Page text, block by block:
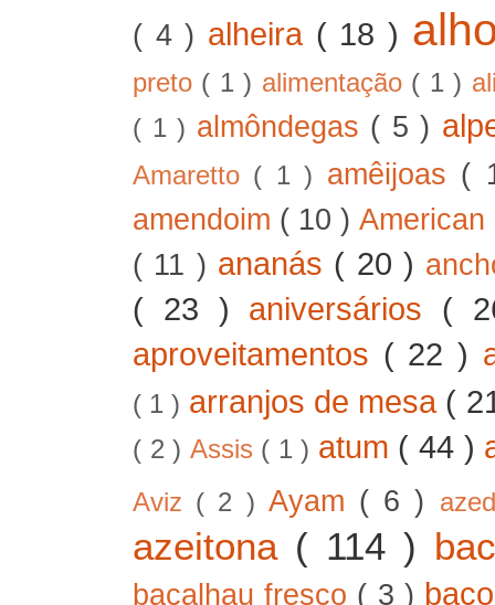
( 4 ) alheira ( 18 )
preto ( 1 ) alimentação ( 1 )
( 1 ) almôndegas ( 5 )
Amaretto ( 1 ) amêijoas (
amendoim ( 10 )
( 11 ) ananás ( 20 )
( 23 ) aniversários (
aproveitamentos ( 22 )
( 1 ) arranjos de mesa (
( 2 ) Assis ( 1 ) atum ( 44 )
Aviz ( 2 ) Ayam ( 6 )
azeitona ( 114 )
bacalhau fresco ( 3 )